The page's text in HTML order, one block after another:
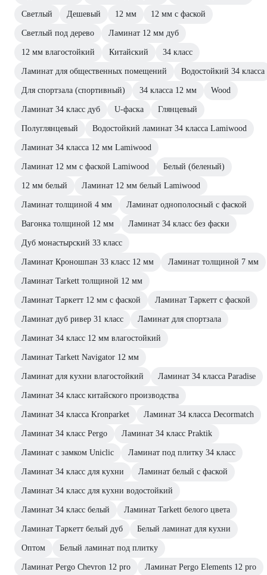
Светлый Дешевый 12 мм 12 мм с фаской
Светлый под дерево Ламинат 12 мм дуб
12 мм влагостойкий Китайский 34 класс
Ламинат для общественных помещений Водостойкий 34 класса
Для спортзала (спортивный) 34 класса 12 мм Wood
Ламинат 34 класс дуб U-фаска Глянцевый
Полуглянцевый Водостойкий ламинат 34 класса Lamiwood
Ламинат 34 класса 12 мм Lamiwood
Ламинат 12 мм с фаской Lamiwood Белый (беленый)
12 мм белый Ламинат 12 мм белый Lamiwood
Ламинат толщиной 4 мм Ламинат однополосный с фаской
Вагонка толщиной 12 мм Ламинат 34 класс без фаски
Дуб монастырский 33 класс
Ламинат Кроношпан 33 класс 12 мм Ламинат толщиной 7 мм
Ламинат Tarkett толщиной 12 мм
Ламинат Таркетт 12 мм с фаской Ламинат Таркетт с фаской
Ламинат дуб ривер 31 класс Ламинат для спортзала
Ламинат 34 класс 12 мм влагостойкий
Ламинат Tarkett Navigator 12 мм
Ламинат для кухни влагостойкий Ламинат 34 класса Paradise
Ламинат 34 класс китайского производства
Ламинат 34 класса Kronparket Ламинат 34 класса Decormatch
Ламинат 34 класс Pergo Ламинат 34 класс Praktik
Ламинат с замком Uniclic Ламинат под плитку 34 класс
Ламинат 34 класс для кухни Ламинат белый с фаской
Ламинат 34 класс для кухни водостойкий
Ламинат 34 класс белый Ламинат Tarkett белого цвета
Ламинат Таркетт белый дуб Белый ламинат для кухни
Оптом Белый ламинат под плитку
Ламинат Pergo Chevron 12 pro Ламинат Pergo Elements 12 pro